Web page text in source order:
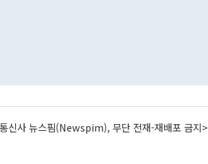
신사 뉴스핌(Newspim), 무단 전재-재배포 금지>